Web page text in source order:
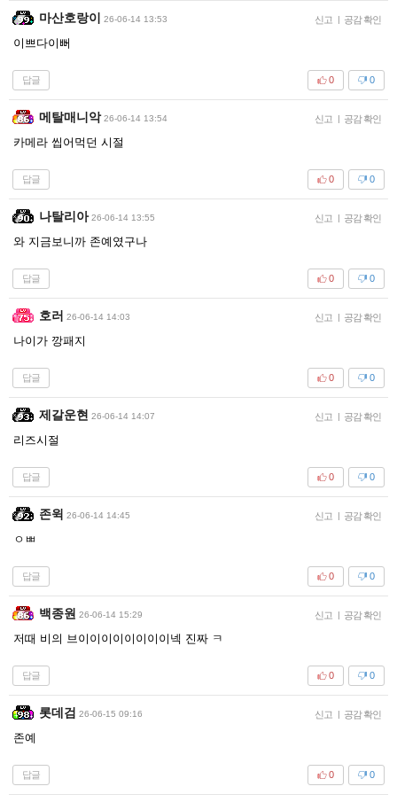
마산호랑이 26-06-14 13:53 신고 | 공감 확인
이쁘다이뻐
답글 0
0
메탈매니악 26-06-14 13:54 신고 | 공감 확인
카메라 씹어먹던 시절
답글 0
0
나탈리아 26-06-14 13:55 신고 | 공감 확인
와 지금보니까 존예였구나
답글 0
0
호러 26-06-14 14:03 신고 | 공감 확인
나이가 깡패지
답글 0
0
제갈운현 26-06-14 14:07 신고 | 공감 확인
리즈시절
답글 0
0
존윅 26-06-14 14:45 신고 | 공감 확인
ㅇㅃ
답글 0
0
백종원 26-06-14 15:29 신고 | 공감 확인
저때 비의 브이이이이이이이이넥 진짜 ㅋ
답글 0
0
롯데검 26-06-15 09:16 신고 | 공감 확인
존예
답글 0
0